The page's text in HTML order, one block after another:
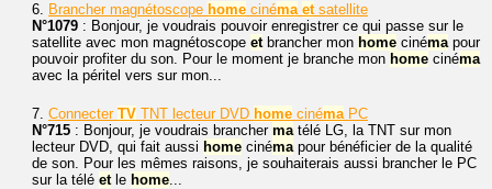
6. Brancher magnétoscope home cinéma etsatellite
N°1079 : Bonjour, je voudrais pouvoir enregistrer ce qui passe sur le
satellite avec mon magnétoscope etbrancher mon home cinémapour
pouvoir profiter du son. Pour le moment je branche mon home cinéma
avec la péritel vers sur mon...
7. Connecter TV TNT lecteur DVD home cinémaPC
N°715 : Bonjour, je voudrais brancher matélé LG, la TNT sur mon
lecteur DVD, qui fait aussi home cinémapour bénéficier de la qualité
de son. Pour les mêmes raisons, je souhaiterais aussi brancher le PC
sur la télé etle home...